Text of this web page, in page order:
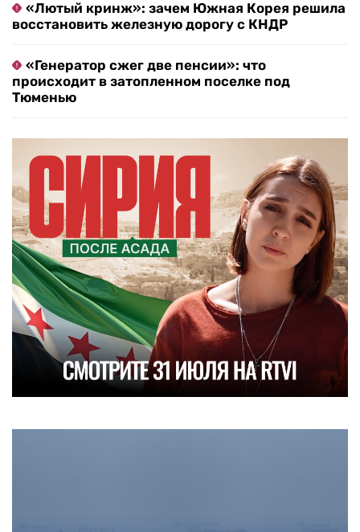
«Лютый кринж»: зачем Южная Корея решила
восстановить железную дорогу с КНДР
«Генератор сжег две пенсии»: что
происходит в затопленном поселке под
Тюменью